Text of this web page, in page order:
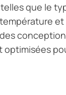
que le
et
optimisées